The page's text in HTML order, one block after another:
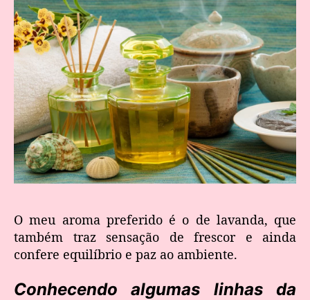
O meu aroma preferido é o de lavanda, que
também traz sensação de frescor e ainda
confere equilíbrio e paz ao ambiente.
Conhecendo algumas linhas da